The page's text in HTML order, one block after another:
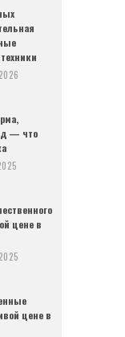
— что
цене в
цене в